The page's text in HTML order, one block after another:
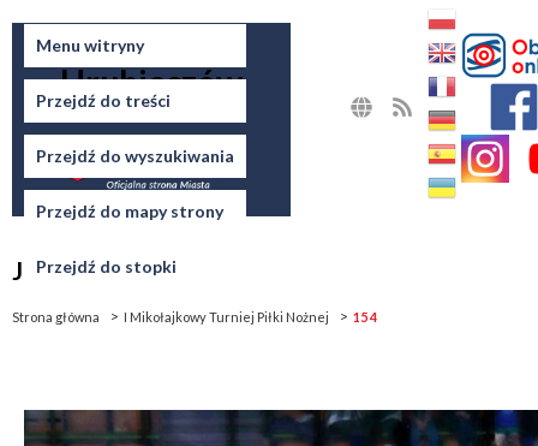
Menu witryny
Przejdź do treści
Przejdź do wyszukiwania
Przejdź do mapy strony
Przejdź do stopki
Miasto
Hrubieszów
Jesteś tutaj
Strona główna I Mikołajkowy Turniej Piłki Nożnej 15 4